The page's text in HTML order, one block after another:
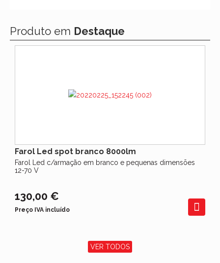
Produto em Destaque
Farol Led spot branco 8000lm
Farol Led c/armação em branco e pequenas dimensões
12-70 V
130,00 €
Preço IVA incluído
VER TODOS